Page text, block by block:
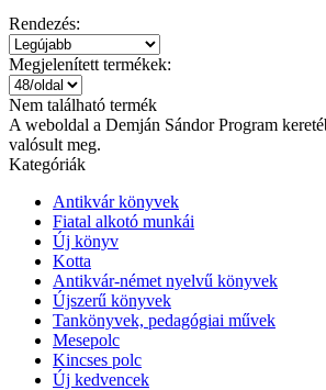
Rendezés:
Megjelenített termékek:
Nem található termék
A weboldal a Demján Sándor Program
valósult meg.
Kategóriák
Antikvár könyvek
Fiatal alkotó munkái
Új könyv
Kotta
Antikvár-német nyelvű könyvek
Újszerű könyvek
Tankönyvek, pedagógiai művek
Mesepolc
Kincses polc
Új kedvencek